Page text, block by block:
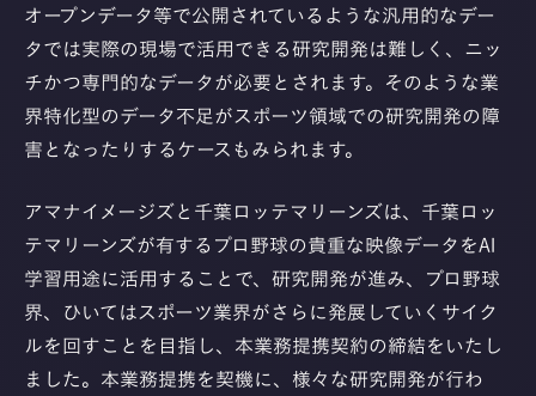
オープンデータ等で公開されているような汎用的なデー
タでは実際の現場で活用できる研究開発は難しく、ニッ
チかつ専門的なデータが必要とされます。そのような業
界特化型のデータ不足がスポーツ領域での研究開発の障
害となったりするケースもみられます。
アマナイメージズと千葉ロッテマリーンズは、千葉ロッ
テマリーンズが有するプロ野球の貴重な映像データをAI
学習用途に活用することで、研究開発が進み、プロ野球
界、ひいてはスポーツ業界がさらに発展していくサイク
ルを回すことを目指し、本業務提携契約の締結をいたし
ました。本業務提携を契機に、様々な研究開発が行わ